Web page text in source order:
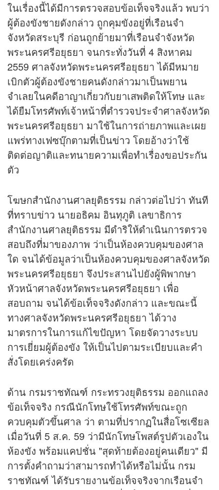
ในเรื่องนี้ได้มีการตรวจสอบข้อเท็จจริงแล้ว พบว่า
ผู้ต้องขังชายดังกล่าว ถูกคุมขังอยู่ที่เรือนจำ
จังหวัดสระบุรี ก่อนถูกย้ายมาที่เรือนจำจังหวัด
พระนครศรีอยุธยา จนกระทั่งวันที่ 4 สิงหาคม
2559 ศาลจังหวัดพระนครศรีอยุธยา ได้มีหมาย
เบิกตัวผู้ต้องขังชายคนดังกล่าวมาเป็นพยาน
จำเลยในคดีอาญาเกี่ยวกับยาเสพติดให้โทษ และ
ได้ยืมโทรศัพท์เจ้าหน้าที่ตำรวจประจำศาลจังหวัด
พระนครศรีอยุธยา มาใช้ในการถ่ายภาพและเผย
แพร่ทางเฟซบุ๊กตามที่เป็นข่าว โดยอ้างว่าใช้
ติดต่อญาติและทนายความเพื่อทำเรื่องขอประกัน
ตัว
โฆษกสำนักงานศาลยุติธรรม กล่าวต่อไปว่า ทันที
ที่ทราบข่าว นายอธิคม อินทุภูติ เลขาธิการ
สำนักงานศาลยุติธรรม มีดำริให้ดำเนินการตรวจ
สอบถึงที่มาของภาพ ว่าเป็นห้องควบคุมของศาล
ใด จนได้ข้อมูลว่าเป็นห้องควบคุมของศาลจังหวัด
พระนครศรีอยุธยา จึงประสานไปยังผู้พิพากษา
หัวหน้าศาลจังหวัดพระนครศรีอยุธยา เพื่อ
สอบถาม จนได้ข้อเท็จจริงดังกล่าว และขณะนี้
ทางศาลจังหวัดพระนครศรีอยุธยา ได้วาง
มาตรการในการแก้ไขปัญหา โดยจัดวางระบบ
การเยี่ยมผู้ต้องขัง ให้เป็นไปตามระเบียบและคำ
สั่งโดยเคร่งครัด
ด้าน กรมราชทัณฑ์ กระทรวงยุติธรรม ออกแถลง
ข้อเท็จจริง กรณีนักโทษใช้โทรศัพท์ขณะถูก
ควบคุมตัวขึ้นศาล ว่า ตามที่ปรากฏในสื่อโซเซียล
เมื่อวันที่ 5 ส.ค. 59 ว่ามีนักโทษโพสต์รูปตัวเองใน
ห้องขัง พร้อมแคปชั่น "สุดท้ายต้องอยู่คนเดียว" มี
การตั้งคำถามว่าสามารถทำได้หรือไม่นั้น กรม
ราชทัณฑ์ ได้รับรายงานข้อเท็จจริงจากเรือนจำ